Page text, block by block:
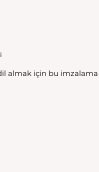
almak için bu